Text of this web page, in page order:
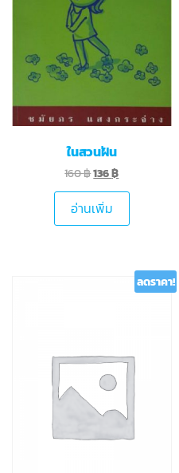
ในสวนฝัน
160฿136฿
อ่านเพิ่ม
ลดราคา!